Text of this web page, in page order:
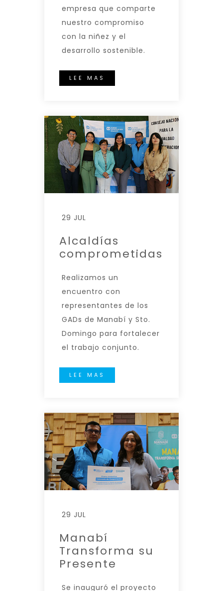
empresa que comparte
nuestro compromiso
con la niñez y el
desarrollo sostenible.
LEE MAS
29 JUL
Alcaldías
comprometidas
Realizamos un
encuentro con
representantes de los
GADs de Manabí y Sto.
Domingo para fortalecer
el trabajo conjunto.
LEE MAS
29 JUL
Manabí
Transforma su
Presente
Se inauguró el proyecto